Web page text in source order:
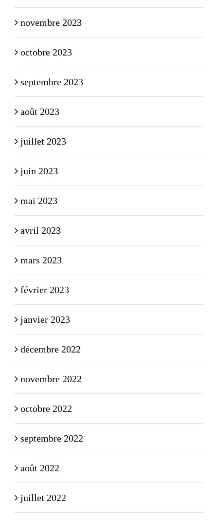
novembre 2023
octobre 2023
septembre 2023
août 2023
juillet 2023
juin 2023
mai 2023
avril 2023
mars 2023
février 2023
janvier 2023
décembre 2022
novembre 2022
octobre 2022
septembre 2022
août 2022
juillet 2022